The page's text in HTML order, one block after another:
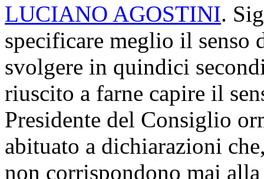
LUCIANO AGOSTINI.
specificare meglio il
svolgere in quindici
riuscito a farne capire il
Presidente del Consiglio
abituato a dichiarazioni
non corrispondono mai